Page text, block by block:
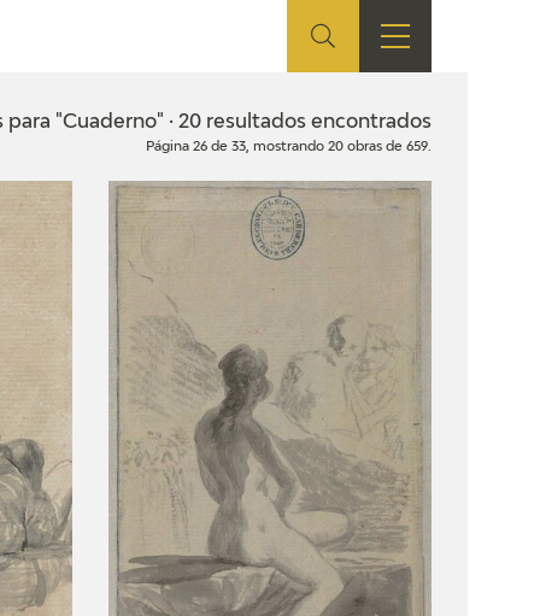
TIENDA EDUCA
RECURSOS
EDUCATIVOS
para "Cuaderno" · 20 resultados encontrados
Página 26 de 33, mostrando 20 obras de 659.